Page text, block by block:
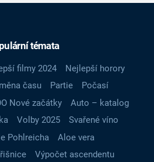
témata
filmy 2024
Nejlepší horory
času Partie
Počasí
Nové začátky
Auto – katalog
Volby 2025
Svařené víno
Pohlreicha
Aloe vera
Výpočet ascendentu